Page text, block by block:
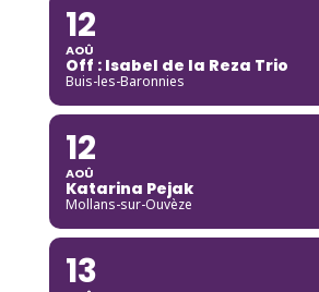
12
AOÛ
Off : Isabel de la Reza Trio
Buis-les-Baronnies
12
AOÛ
Katarina Pejak
Mollans-sur-Ouvèze
13